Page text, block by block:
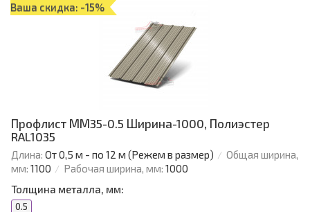
Ваша скидка: -15%
Профлист ММ35-0.5 Ширина-1000, Полиэстер
RAL1035
Длина: От 0,5 м - по 12 м (Режем в размер)
Общая ширина,
мм: 1100 Рабочая ширина, мм: 1000
Толщина металла, мм:
0.5